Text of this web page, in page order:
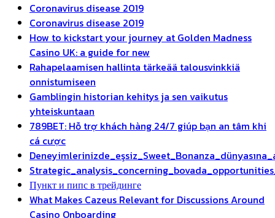
Coronavirus disease 2019
Coronavirus disease 2019
How to kickstart your journey at Golden Madness
Casino UK: a guide for new
Rahapelaamisen hallinta tärkeää talousvinkkiä
onnistumiseen
Gamblingin historian kehitys ja sen vaikutus
yhteiskuntaan
789BET: Hỗ trợ khách hàng 24/7 giúp bạn an tâm khi
cá cược
Пункт и пипс в трейдинге
What Makes Cazeus Relevant for Discussions Around
Casino Onboarding